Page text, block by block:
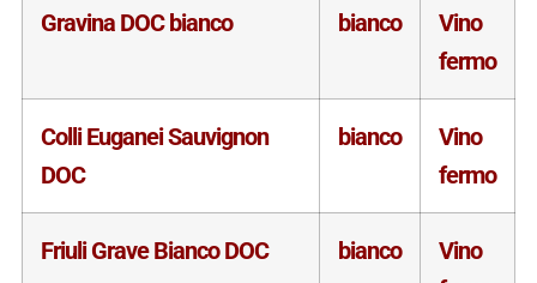
Gravina DOC bianco bianco
Vino
fermo
Colli Euganei Sauvignon
DOC
bianco
Vino
fermo
Friuli Grave Bianco DOC bianco
Vino